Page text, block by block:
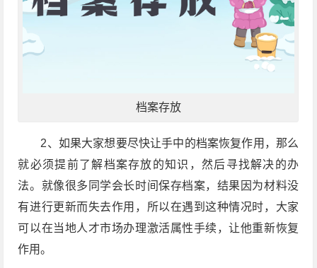
档案存放
2、如果大家想要尽快让手中的档案恢复作用，那么
就必须提前了解档案存放的知识，然后寻找解决的办
法。就像很多同学会长时间保存档案，结果因为材料没
有进行更新而失去作用，所以在遇到这种情况时，大家
可以在当地人才市场办理激活属性手续，让他重新恢复
作用。